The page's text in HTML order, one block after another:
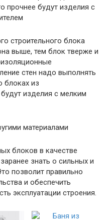
прочнее будут изделия с
строительного блока
выше, тем блок тверже и
стен надо выполнять
блоках из
изделия с мелким
материалами
блоков в качестве
знать о сильных и
позволит правильно
и обеспечить
эксплуатации строения.